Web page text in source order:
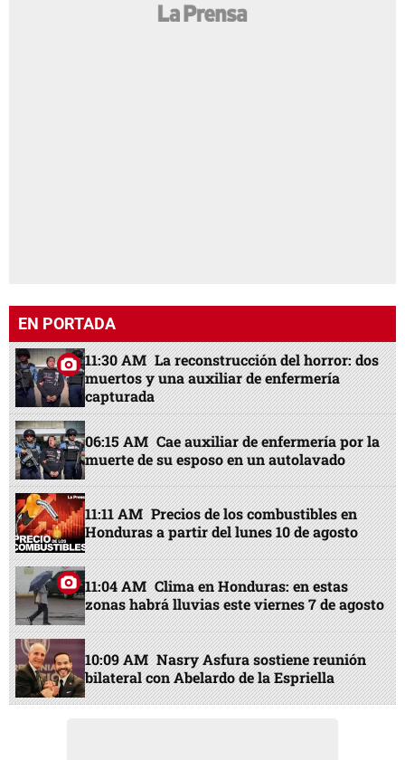
EN PORTADA
11:30 AM La reconstrucción del horror: dos
muertos y una auxiliar de enfermería
capturada
06:15 AM Cae auxiliar de enfermería por la
muerte de su esposo en un autolavado
11:11 AM Precios de los combustibles en
Honduras a partir del lunes 10 de agosto
11:04 AM Clima en Honduras: en estas
zonas habrá lluvias este viernes 7 de agosto
10:09 AM Nasry Asfura sostiene reunión
bilateral con Abelardo de la Espriella